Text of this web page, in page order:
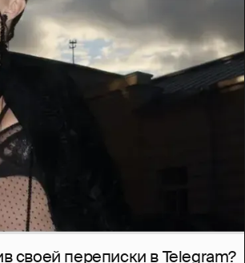
своей перeписки в Telegram?